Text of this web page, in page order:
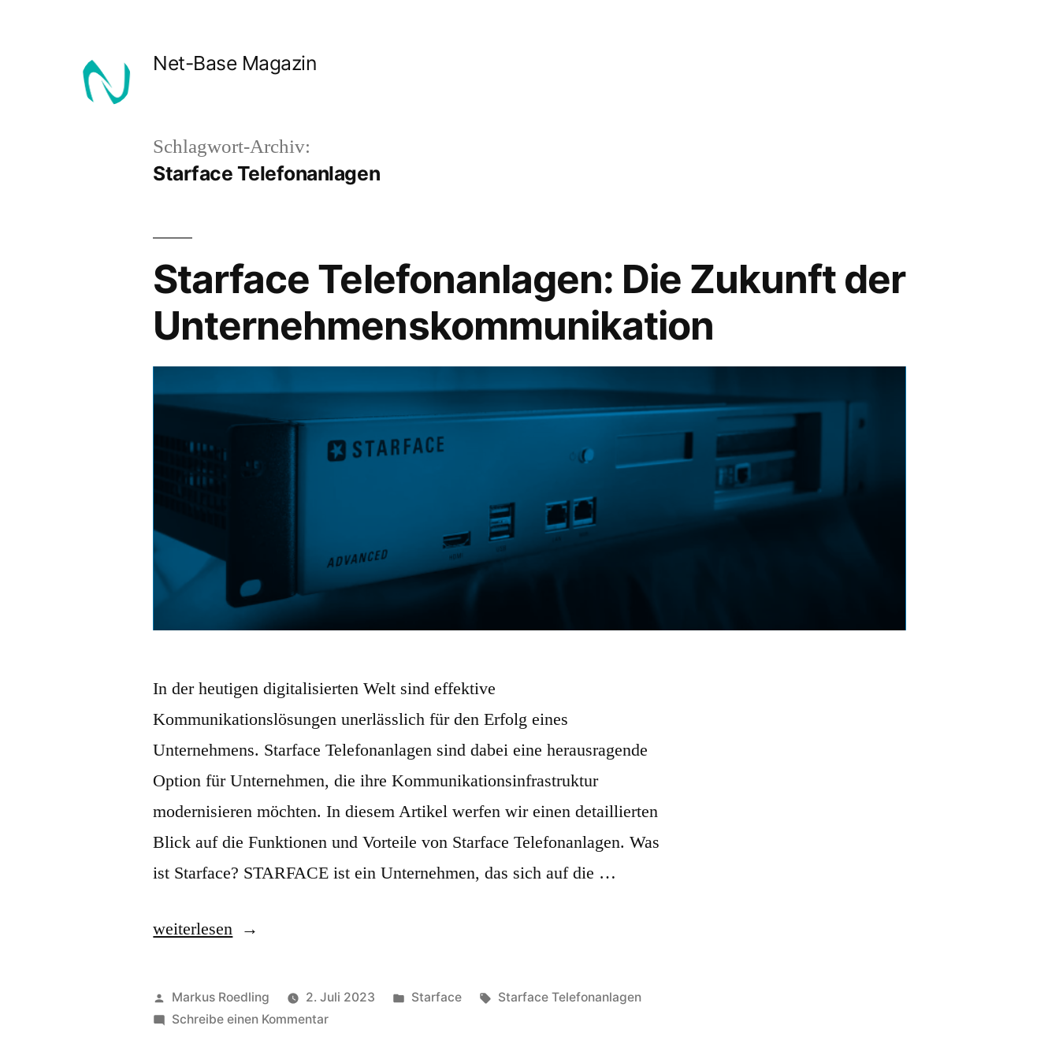
Net-Base Magazin
Schlagwort-Archiv:
Starface Telefonanlagen
Starface Telefonanlagen: Die Zukunft der
Unternehmenskommunikation
In der heutigen digitalisierten Welt sind effektive
Kommunikationslösungen unerlässlich für den Erfolg eines
Unternehmens. Starface Telefonanlagen sind dabei eine herausragende
Option für Unternehmen, die ihre Kommunikationsinfrastruktur
modernisieren möchten. In diesem Artikel werfen wir einen detaillierten
Blick auf die Funktionen und Vorteile von Starface Telefonanlagen. Was
ist Starface? STARFACE ist ein Unternehmen, das sich auf die …
„
a
weiterlesen
Veröffentlicht
von
Markus Roedling 2. Juli 2023
Veröffentlicht
Starface Schlagwörter:
Starface Telefonanlagen
Schreibe einen Kommentarzu